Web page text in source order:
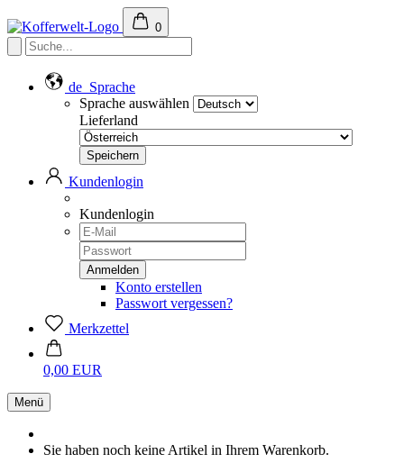
0
de Sprache
Sprache auswählen
Lieferland
Kundenlogin
Kundenlogin
Konto erstellen
Passwort vergessen?
Merkzettel
0,00 EUR
Menü
Sie haben noch keine Artikel in Ihrem Warenkorb.